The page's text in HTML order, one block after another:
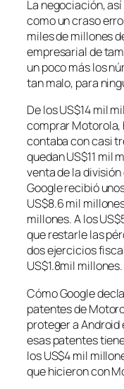
La negociación,
como un craso
miles de millones
empresarial de
un poco más los
tan malo, para
De los US$14 mil
comprar Motorola,
contaba con casi
quedan US$11 mil
venta de la
Google recibió
US$8.6 mil
millones. A los
que restarle las
dos ejercicios
US$1.8mil millones.
Cómo Google
patentes de
proteger a Android
esas patentes
los US$4 mil
que hicieron con